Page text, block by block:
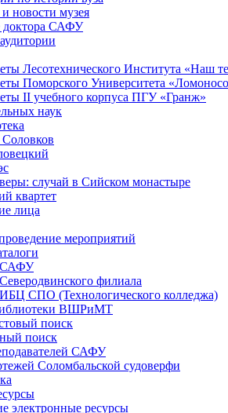
новости музея
доктора САФУ
Лесотехнического Института «Наш
Поморского Университета
II учебного корпуса ПГУ «Гранж»
наук
случай в Сийском монастыре
квартет
лица
мероприятий
САФУ
филиала
СПО (Технологического колледжа)
ВШРиМТ
поиск
поиск
САФУ
Соломбальской судоверфи
электронные ресурсы